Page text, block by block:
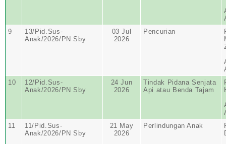
9
13/Pid.Sus-
Anak/2026/PN Sby
03 Jul
2026
Pencurian
10
12/Pid.Sus-
Anak/2026/PN Sby
24 Jun
2026
Tindak Pidana Senjata
Api atau Benda Tajam
11
11/Pid.Sus-
Anak/2026/PN Sby
21 May
2026
Perlindungan Anak